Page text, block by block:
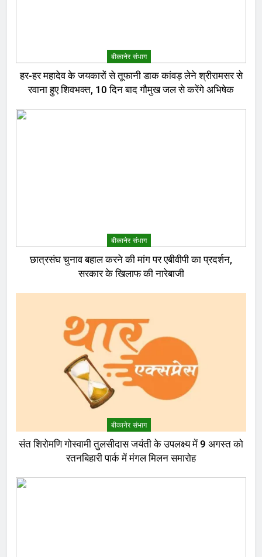
बीकानेर संभाग
हर-हर महादेव के जयकारों से तूफानी डाक कांवड़ लेने श्रीरामसर से
रवाना हुए शिवभक्त, 10 दिन बाद गौमुख जल से करेंगे अभिषेक
बीकानेर संभाग
छात्रसंघ चुनाव बहाल करने की मांग पर एबीवीपी का प्रदर्शन,
सरकार के खिलाफ की नारेबाजी
बीकानेर संभाग
संत शिरोमणि गोस्वामी तुलसीदास जयंती के उपलक्ष्य में 9 अगस्त को
रतनबिहारी पार्क में मंगल मिलन समारोह